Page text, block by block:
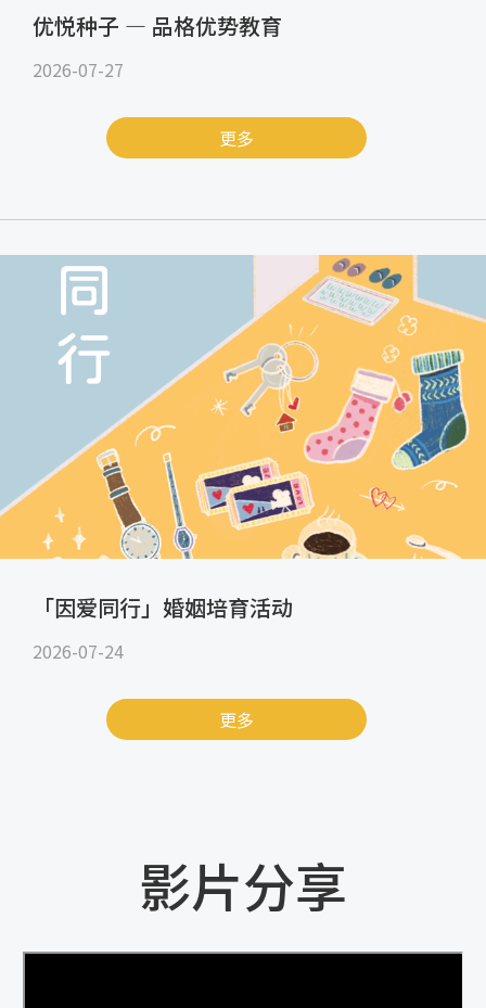
优悦种子 — 品格优势教育
2026-07-27
更多
「因爱同行」婚姻培育活动
2026-07-24
更多
影片分享